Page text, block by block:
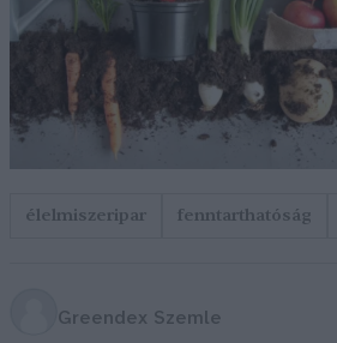
élelmiszeripar fenntarthatóság
Greendex Szemle